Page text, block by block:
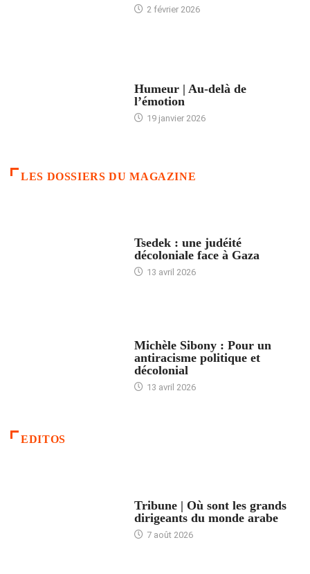
2 février 2026
Humeur | Au-delà de
l’émotion
19 janvier 2026
LES DOSSIERS DU MAGAZINE
Tsedek : une judéité
décoloniale face à Gaza
13 avril 2026
Michèle Sibony : Pour un
antiracisme politique et
décolonial
13 avril 2026
EDITOS
Tribune | Où sont les grands
dirigeants du monde arabe
7 août 2026